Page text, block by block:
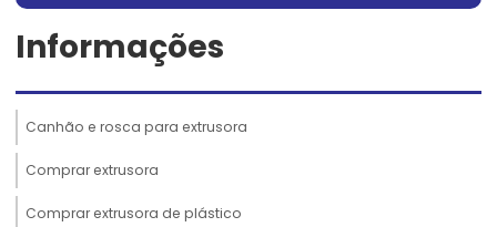
Informações
Canhão e rosca para extrusora
Comprar extrusora
Comprar extrusora de plástico